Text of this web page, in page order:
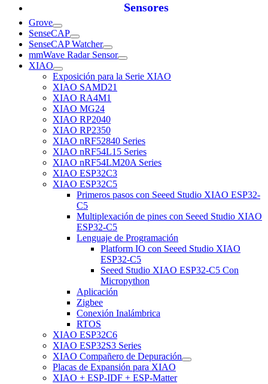
Sensores
Grove
SenseCAP
SenseCAP Watcher
mmWave Radar Sensor
XIAO
Exposición para la Serie XIAO
XIAO SAMD21
XIAO RA4M1
XIAO MG24
XIAO RP2040
XIAO RP2350
XIAO nRF52840 Series
XIAO nRF54L15 Series
XIAO nRF54LM20A Series
XIAO ESP32C3
XIAO ESP32C5
Primeros pasos con Seeed Studio XIAO ESP32-
C5
Multiplexación de pines con Seeed Studio XIAO
ESP32-C5
Lenguaje de Programación
Platform IO con Seeed Studio XIAO
ESP32-C5
Seeed Studio XIAO ESP32-C5 Con
Micropython
Aplicación
Zigbee
Conexión Inalámbrica
RTOS
XIAO ESP32C6
XIAO ESP32S3 Series
XIAO Compañero de Depuración
Placas de Expansión para XIAO
XIAO + ESP-IDF + ESP-Matter